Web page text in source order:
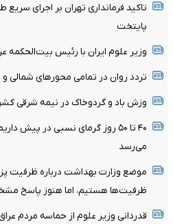
تاکید فرمانداری تهران بر اجرای
پایتخت
وزیر علوم ایران با رئیس بیت‌الحکمه
تردد روان در تمامی محورهای شمالی
وزش باد و گردوخاک در نیمه شرقی
می‌رسد
ظرفیت‌ها هستیم، اما هنوز پاسخ
قدردانی وزیر علوم از حماسه مردم